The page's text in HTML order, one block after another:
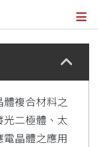
複合材料之
二極體、太
晶體之應用